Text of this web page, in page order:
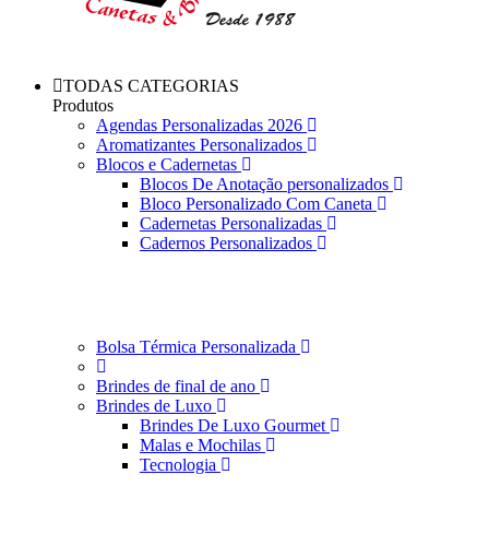
TODAS CATEGORIAS
Produtos
Agendas Personalizadas 2026
Aromatizantes Personalizados
Blocos e Cadernetas
Blocos De Anotação personalizados
Bloco Personalizado Com Caneta
Cadernetas Personalizadas
Cadernos Personalizados
Bolsa Térmica Personalizada
Brindes de final de ano
Brindes de Luxo
Brindes De Luxo Gourmet
Malas e Mochilas
Tecnologia